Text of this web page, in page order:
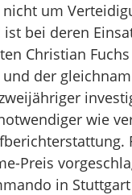
um
bei deren
Christian
und der
wie
Preis
in